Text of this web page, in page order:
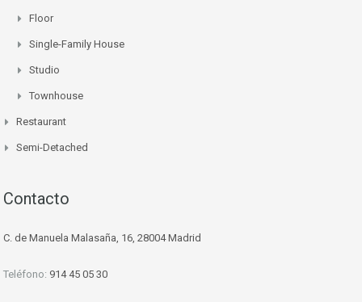
Floor
Single-Family House
Studio
Townhouse
Restaurant
Semi-Detached
Contacto
C. de Manuela Malasaña, 16, 28004 Madrid
Teléfono: 914 45 05 30